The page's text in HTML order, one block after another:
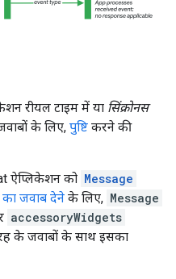
रीयल टाइम में या सिंक्रोनस
के लिए, पुष्टि करने की
ऐप्लिकेशन को Message
जवाब देने के लिए, Message
accessoryWidgets
के जवाबों के साथ इसका